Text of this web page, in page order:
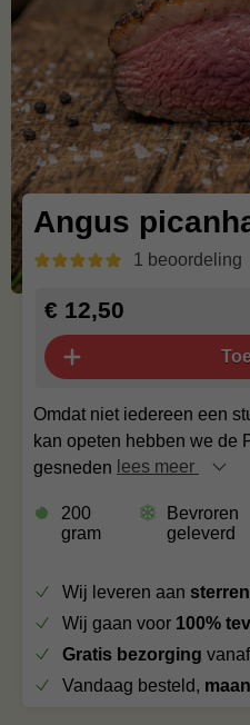
Angus
1 beoordeling
Omdat niet iedereen een
kan opeten hebben we de
gesneden lees meer
200
gram
Bevroren
geleverd
€ 12,50
Wij leveren aan
Wij gaan voor 100%
Gratis bezorging
Vandaag besteld,